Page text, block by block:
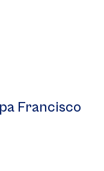
Francisco